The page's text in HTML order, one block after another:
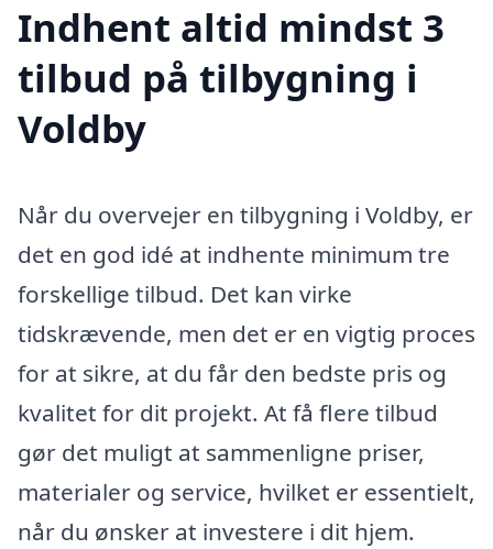
Indhent altid mindst 3
tilbud på tilbygning i
Voldby
Når du overvejer en tilbygning i Voldby, er
det en god idé at indhente minimum tre
forskellige tilbud. Det kan virke
tidskrævende, men det er en vigtig proces
for at sikre, at du får den bedste pris og
kvalitet for dit projekt. At få flere tilbud
gør det muligt at sammenligne priser,
materialer og service, hvilket er essentielt,
når du ønsker at investere i dit hjem.